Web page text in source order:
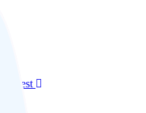
Pinterest